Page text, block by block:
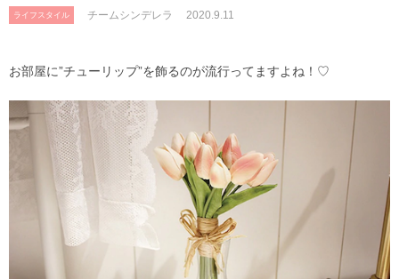
ライフスタイル チームシンデレラ 2020.9.11
お部屋に”チューリップ”を飾るのが流行ってますよね！♡